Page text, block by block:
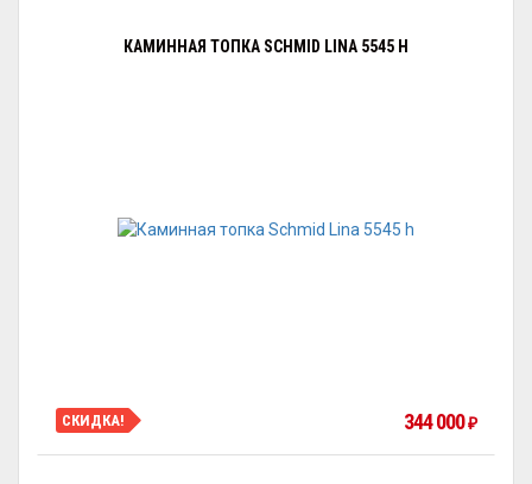
КАМИННАЯ ТОПКА SCHMID LINA 5545 H
СКИДКА! 344 000₽